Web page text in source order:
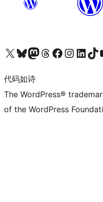
关注我们的 X（原 Twitter）账号访问我们的 Bluesky 账号关注我们的 Mastodon 账号访问我们的 Threads 账号 访问我们的 Facebook 公共主页关注我们的 Instagram 账号 关注我们的 LinkedIn 主页访问我们的 TikTok 账号访问
代码如诗
The WordPress®
of the WordPress